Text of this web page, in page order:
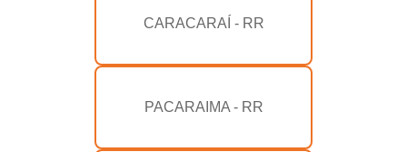
CARACARAÍ - RR
PACARAIMA - RR